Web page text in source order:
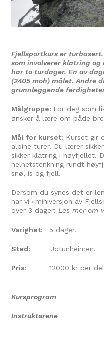
Fjellsportkurs er
som involverer klatring
har to turdager. En av
(2405 moh) målet. Andre
grunnleggende
Målgruppe: For deg som
ønsker å lære om både
Mål for kurset: Kurset gir
alpine turer. Du lærer
sikker klatring i høyfjellet.
helhetstenkning rundt
snø, is og fjell.
Dersom du synes det er
har vi «miniversjon av
over 3 dager: Les mer om
Varighet: 5 dager.
Sted: Jotunheimen.
Pris: 12000 kr per
Kursprogram
Instruktørene